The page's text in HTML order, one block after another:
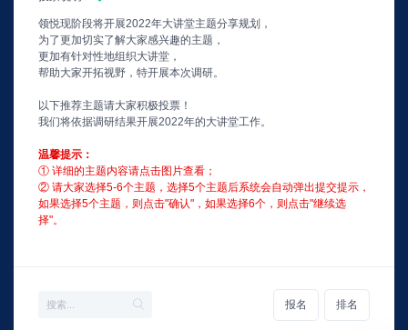
领悦现阶段将开展2022年大讲堂主题分享规划，
为了更加切实了解大家感兴趣的主题，
更加有针对性地组织大讲堂，
帮助大家开拓视野，特开展本次调研。
以下推荐主题请大家积极投票！
我们将依据调研结果开展2022年的大讲堂工作。
温馨提示：
① 详细的主题内容请点击图片查看；
② 请大家选择5-6个主题，选择5个主题后系统会自动弹出提交提示，
如果选择5个主题，则点击"确认"，如果选择6个，则点击"继续选
择"。
报名 排名